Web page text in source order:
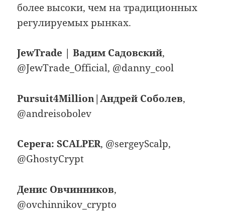
более высоки, чем на традиционных
регулируемых рынках.
JewTrade | Вадим Садовский,
@JewTrade_Official, @danny_cool
Pursuit4Million|Андрей Соболев,
@andreisobolev
Серега: SCALPER, @sergeyScalp,
@GhostyCrypt
Денис Овчинников,
@ovchinnikov_crypto